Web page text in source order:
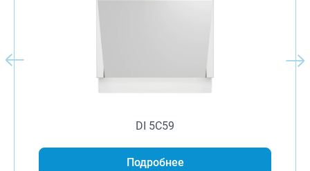
DI 5C59
Подробнее